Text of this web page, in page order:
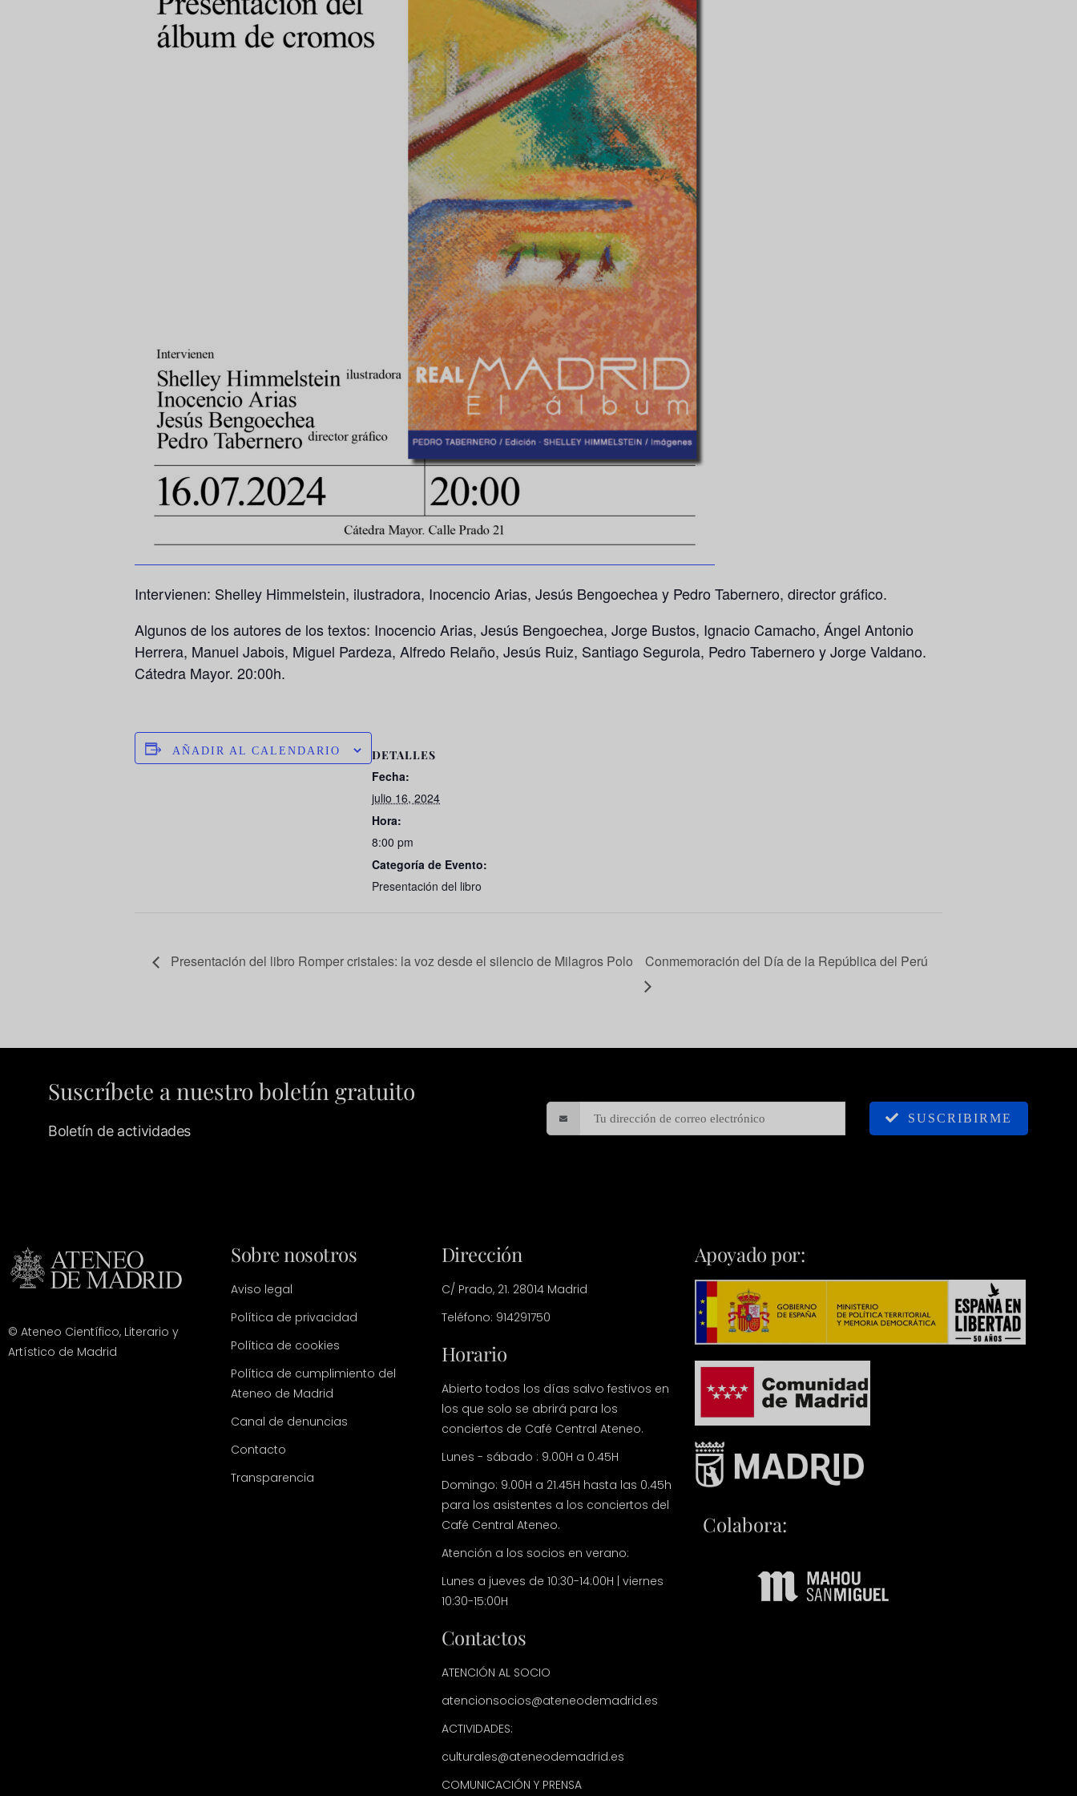
Intervienen: Shelley Himmelstein, ilustradora, Inocencio Arias, Jesús Bengoechea y Pedro Tabernero, director gráfico.
Algunos de los autores de los textos: Inocencio Arias, Jesús Bengoechea, Jorge Bustos, Ignacio Camacho, Ángel Antonio
Herrera, Manuel Jabois, Miguel Pardeza, Alfredo Relaño, Jesús Ruiz, Santiago Segurola, Pedro Tabernero y Jorge Valdano.
Cátedra Mayor. 20:00h.
AÑADIR AL CALENDARIO DETALLES
Fecha:
julio 16, 2024
Hora:
8:00 pm
Categoría de Evento:
Presentación del libro
Presentación del libro Romper cristales: la voz desde el silencio de Milagros Polo Conmemoración del Día de la República del Perú
Suscríbete a nuestro boletín gratuito
Boletín de actividades
SUSCRIBIRME
© Ateneo Científico, Literario y
Artístico de Madrid
Sobre nosotros
Aviso legal
Política de privacidad
Política de cookies
Política de cumplimiento del
Ateneo de Madrid
Canal de denuncias
Contacto
Transparencia
Dirección
C/ Prado, 21. 28014 Madrid
Teléfono: 914291750
Horario
Abierto todos los días salvo festivos en
los que solo se abrirá para los
conciertos de Café Central Ateneo.
Lunes - sábado : 9.00H a 0.45H
Domingo: 9.00H a 21.45H hasta las 0.45h
para los asistentes a los conciertos del
Café Central Ateneo.
Atención a los socios en verano:
Lunes a jueves de 10:30-14:00H | viernes
10:30-15:00H
Contactos
ATENCIÓN AL SOCIO
atencionsocios@ateneodemadrid.es
ACTIVIDADES:
culturales@ateneodemadrid.es
COMUNICACIÓN Y PRENSA
Apoyado por:
Colabora: